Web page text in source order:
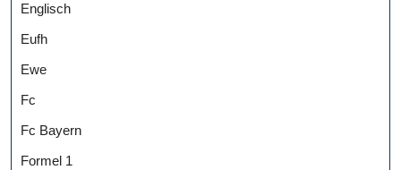
Englisch
Eufh
Ewe
Fc
Fc Bayern
Formel 1